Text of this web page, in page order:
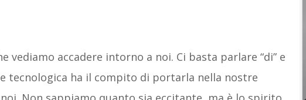
vediamo accadere intorno a noi. Ci basta parlare “di” e
tecnologica ha il compito di portarla nella nostre